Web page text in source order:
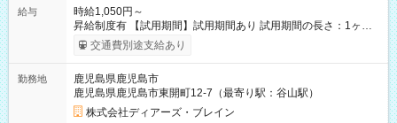
給与
時給1,050円～
昇給制度有 【試用期間】試用期間あり 試用期間の長さ：1ヶ月
雇用形態、給与は本採用時と同じです。
交通費別途支給あり
勤務地
鹿児島県鹿児島市
鹿児島県鹿児島市東開町12-7（最寄り駅：谷山駅）
株式会社ディアーズ・ブレイン